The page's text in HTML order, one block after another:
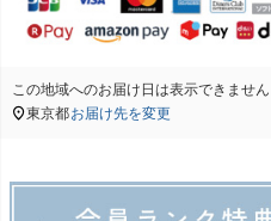
この地域へのお届け日は表示できません
東京都お届け先を変更